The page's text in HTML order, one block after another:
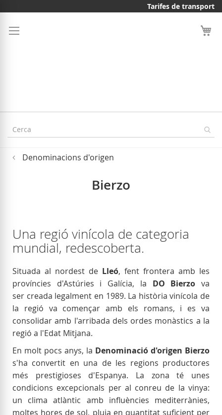
Content
Tarifes de transport
Denominacions d'origen
Bierzo
Una regió vinícola de categoria
mundial, redescoberta.
Situada al nordest de Lleó, fent frontera amb les
províncies d'Astúries i Galícia, la DO Bierzo va
ser creada legalment en 1989. La història vinícola de
la regió va començar amb els romans, i es va
consolidar amb l'arribada dels ordes monàstics a la
regió a l'Edat Mitjana.
En molt pocs anys, la Denominació d'origen Bierzo
s'ha convertit en una de les regions productores
més prestigioses d'Espanya. La zona té unes
condicions excepcionals per al conreu de la vinya:
un clima atlàntic amb influències mediterrànies,
moltes hores de sol, pluja en quantitat suficient per